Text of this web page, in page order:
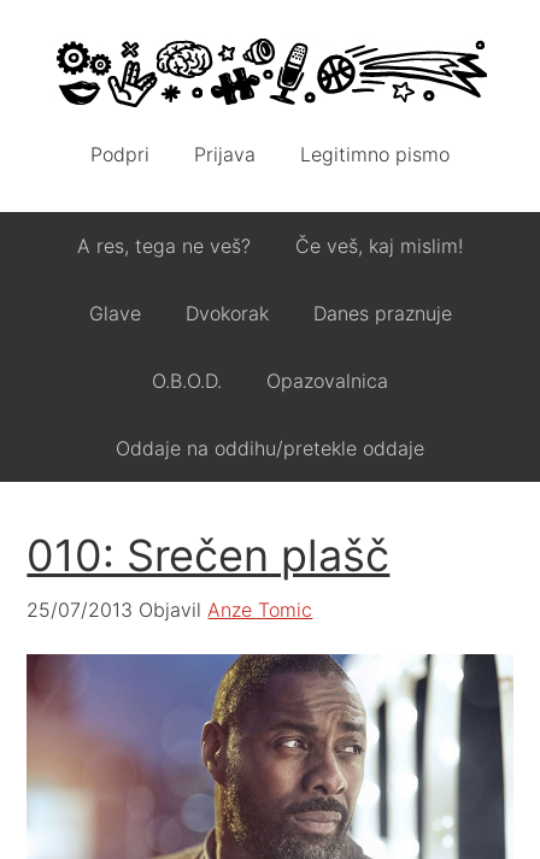
Podpri Prijava Legitimno pismo
A res, tega ne veš? Če veš, kaj mislim!
Glave Dvokorak Danes praznuje
O.B.O.D. Opazovalnica
Oddaje na oddihu/pretekle oddaje
010: Srečen plašč
25/07/2013 ObjavilAnze Tomic